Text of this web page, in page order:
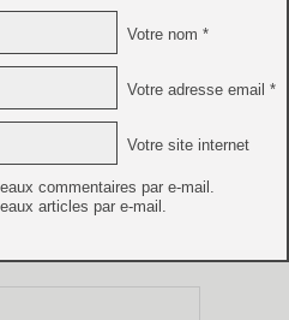
Votre nom *
Votre adresse email *
Votre site internet
commentaires par e-mail.
articles par e-mail.